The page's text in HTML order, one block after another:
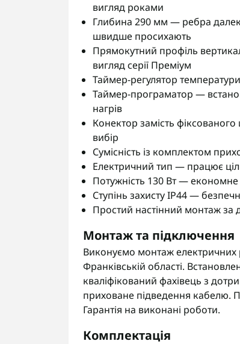
вигляд роками
Глибина 290 мм — ребра
швидше просихають
Прямокутний профіль
вигляд серії Преміум
Таймер-регулятор
Таймер-програматор —
нагрів
Конектор замість
вибір
Сумісність із комплектом
Електричний тип — працює
Потужність 130 Вт —
Ступінь захисту IP44 —
Простий настінний монтаж
Монтаж та підключення
Виконуємо монтаж електричних
Франківській області.
кваліфікований фахівець з
приховане підведення кабелю.
Гарантія на виконані роботи.
Комплектація